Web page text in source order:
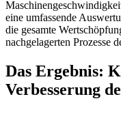
eine umfassende
die gesamte
nachgelagerten Prozesse
Das Ergebnis:
Verbesserung